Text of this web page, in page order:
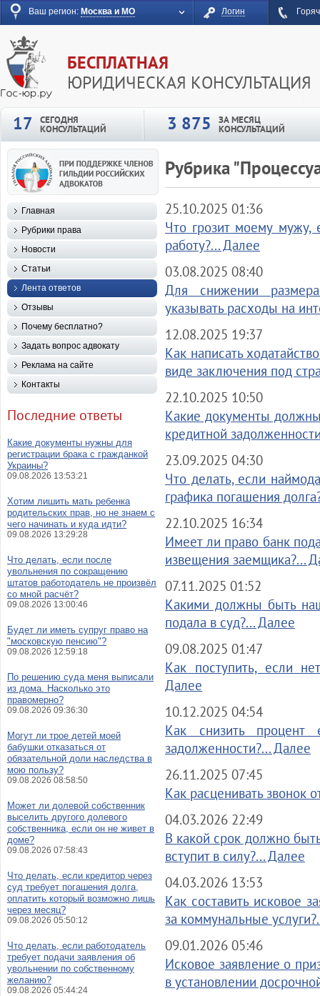
Ваш регион: Москва и МО Логин
БЕСПЛАТНАЯ
ЮРИДИЧЕСКАЯ КОНСУЛЬТАЦИЯ
17
СЕГОДНЯ
КОНСУЛЬТАЦИЙ 3 875 ЗА МЕСЯЦ
КОНСУЛЬТАЦИЙ
Рубрика
25.10.2025 01:36
Что грозит моему мужу,
работу?... Далее
03.08.2025 08:40
Для снижении
указывать расходы на
12.08.2025 19:37
Как написать
виде заключения под
22.10.2025 10:50
Какие документы
кредитной
23.09.2025 04:30
Что делать, если
графика погашения
22.10.2025 16:34
Имеет ли право банк
извещения заемщика?...
07.11.2025 01:52
Какими должны быть
подала в суд?... Далее
09.08.2025 01:47
Как поступить, если
Далее
10.12.2025 04:54
Как снизить процент
задолженности?... Далее
26.11.2025 07:45
Как расценивать звонок
04.03.2026 22:49
В какой срок должно
вступит в силу?... Далее
04.03.2026 13:53
Как составить исковое
за коммунальные
09.01.2026 05:46
Исковое заявление о
в установлении
Главная
Рубрики права
Новости
Статьи
Лента ответов
Отзывы
Почему бесплатно?
Задать вопрос адвокату
Реклама на сайте
Контакты
Последние ответы
Какие документы нужны для
регистрации брака с гражданкой
Украины?
09.08.2026 13:53:21
Хотим лишить мать ребенка
родительских прав, но не знаем с
чего начинать и куда идти?
09.08.2026 13:29:28
Что делать, если после
увольнения по сокращению
штатов работодатель не произвёл
со мной расчёт?
09.08.2026 13:00:46
Будет ли иметь супруг право на
"московскую пенсию"?
09.08.2026 12:59:18
По решению суда меня выписали
из дома. Насколько это
правомерно?
09.08.2026 09:36:30
Могут ли трое детей моей
бабушки отказаться от
обязательной доли наследства в
мою пользу?
09.08.2026 08:58:50
Может ли долевой собственник
выселить другого долевого
собственника, если он не живет в
доме?
09.08.2026 07:58:43
Что делать, если кредитор через
суд требует погашения долга,
оплатить который возможно лишь
через месяц?
09.08.2026 05:50:12
Что делать, если работодатель
требует подачи заявления об
увольнении по собственному
желанию?
09.08.2026 05:44:24